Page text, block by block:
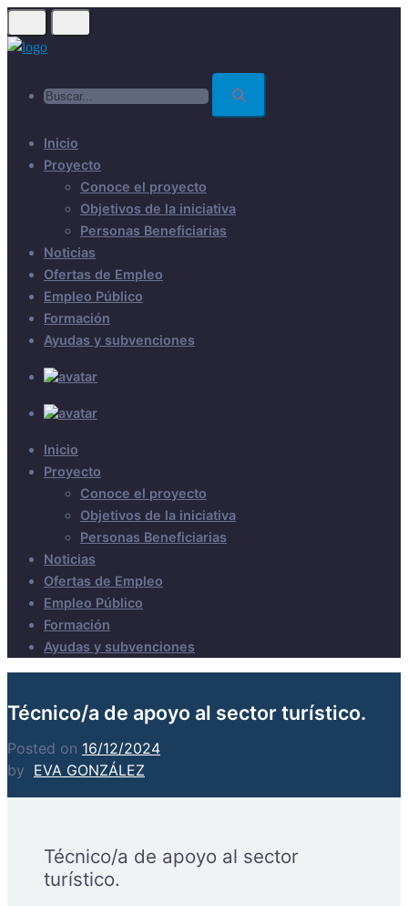
Skip
to
Inicio
Proyecto
Conoce el proyecto
Objetivos de la iniciativa
Personas Beneficiarias
Noticias
Ofertas de Empleo
Empleo Público
Formación
Ayudas y subvenciones
Inicio
Proyecto
Conoce el proyecto
Objetivos de la iniciativa
Personas Beneficiarias
Noticias
Ofertas de Empleo
Empleo Público
Formación
Ayudas y subvenciones
Técnico/a de apoyo al sector turístico.
Posted on 16/12/2024
by EVA GONZÁLEZ
Técnico/a de apoyo al sector
turístico.